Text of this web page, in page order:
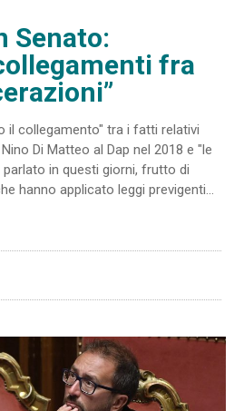
Senato:
fra
il collegamento" tra i fatti relativi
Di Matteo al Dap nel 2018 e "le
in questi giorni, frutto di
hanno applicato leggi previgenti...